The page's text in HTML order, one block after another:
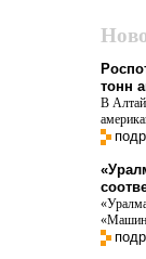
тонн
В